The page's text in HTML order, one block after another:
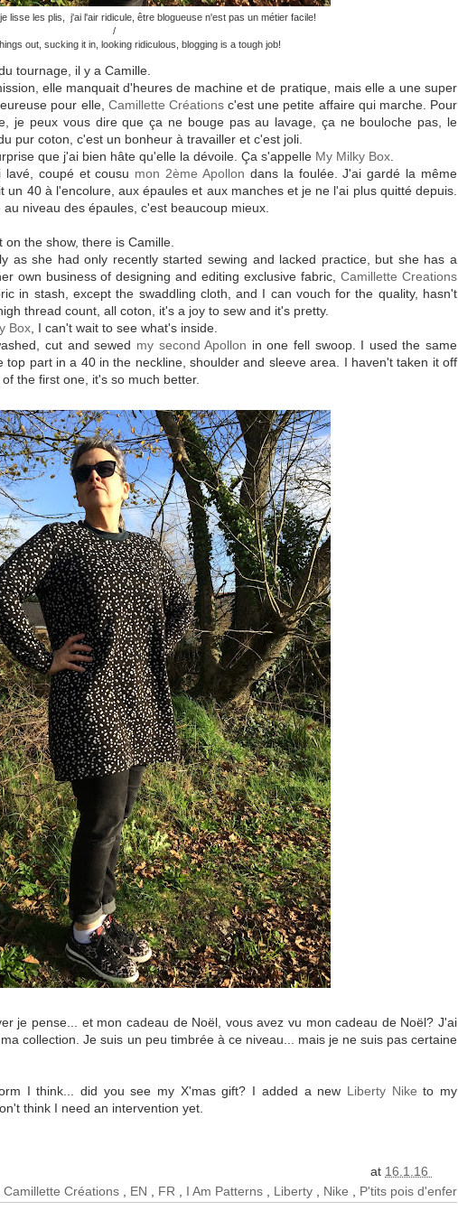
lisse les plis, j'ai l'air ridicule, être blogueuse n'est pas un métier facile!
/
out, sucking it in, looking ridiculous, blogging is a tough job!
tournage, il y a Camille.
elle manquait d'heures de machine et de pratique, mais elle a une super
pour elle, Camillette Créationsc'est une petite affaire qui marche. Pour
je peux vous dire que ça ne bouge pas au lavage, ça ne bouloche pas, le
pur coton, c'est un bonheur à travailler et c'est joli.
que j'ai bien hâte qu'elle la dévoile. Ça s'appelle My Milky Box.
lavé, coupé et cousu mon 2ème Apollon dans la foulée. J'ai gardé la même
un 40 à l'encolure, aux épaules et aux manches et je ne l'ai plus quitté depuis.
niveau des épaules, c'est beaucoup mieux.
the show, there is Camille.
as she had only recently started sewing and lacked practice, but she has a
own business of designing and editing exclusive fabric,Camillette Creations
in stash, except the swaddling cloth, and I can vouch for the quality, hasn't
thread count, all coton, it's a joy to sew and it's pretty.
Box, I can't wait to see what's inside.
cut and sewed my second Apollon in one fell swoop. I used the same
part in a 40 in the neckline, shoulder and sleeve area. I haven't taken it off
the first one, it's so much better.
je pense... et mon cadeau de Noël, vous avez vu mon cadeau de Noël? J'ai
collection. Je suis un peu timbrée à ce niveau... mais je ne suis pas certaine
I think... did you see my X'mas gift? I added a new Liberty Nike to my
think I need an intervention yet.
at 16.1.16
Camillette Créations , EN , FR , I Am Patterns , Liberty , Nike , P'tits pois d'enfer